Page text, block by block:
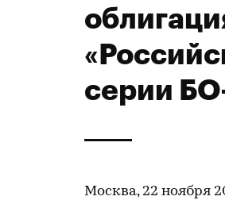
серии
Москва, 22 ноября